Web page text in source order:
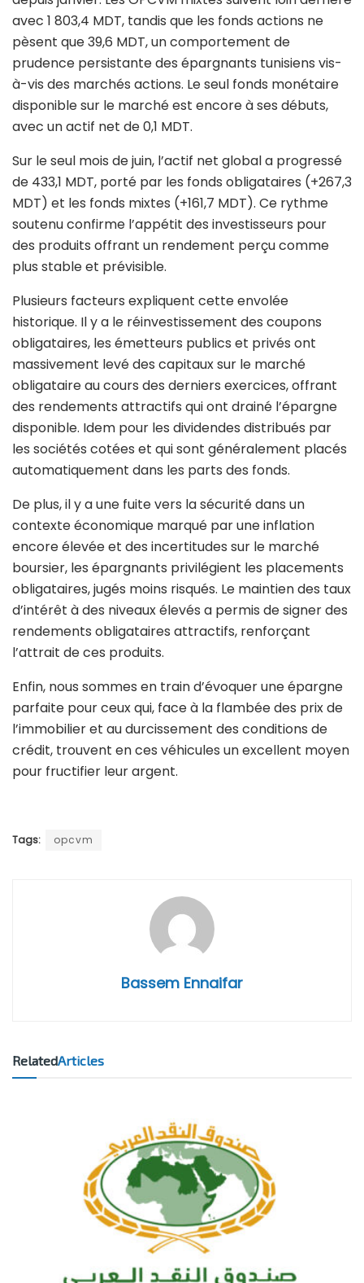
avec 1 803,4 MDT, tandis que les fonds actions ne
pèsent que 39,6 MDT, un comportement de
prudence persistante des épargnants tunisiens vis-
à-vis des marchés actions. Le seul fonds monétaire
disponible sur le marché est encore à ses débuts,
avec un actif net de 0,1 MDT.
Sur le seul mois de juin, l’actif net global a progressé
de 433,1 MDT, porté par les fonds obligataires (+267,3
MDT) et les fonds mixtes (+161,7 MDT). Ce rythme
soutenu confirme l’appétit des investisseurs pour
des produits offrant un rendement perçu comme
plus stable et prévisible.
Plusieurs facteurs expliquent cette envolée
historique. Il y a le réinvestissement des coupons
obligataires, les émetteurs publics et privés ont
massivement levé des capitaux sur le marché
obligataire au cours des derniers exercices, offrant
des rendements attractifs qui ont drainé l’épargne
disponible. Idem pour les dividendes distribués par
les sociétés cotées et qui sont généralement placés
automatiquement dans les parts des fonds.
De plus, il y a une fuite vers la sécurité dans un
contexte économique marqué par une inflation
encore élevée et des incertitudes sur le marché
boursier, les épargnants privilégient les placements
obligataires, jugés moins risqués. Le maintien des taux
d’intérêt à des niveaux élevés a permis de signer des
rendements obligataires attractifs, renforçant
l’attrait de ces produits.
Enfin, nous sommes en train d’évoquer une épargne
parfaite pour ceux qui, face à la flambée des prix de
l’immobilier et au durcissement des conditions de
crédit, trouvent en ces véhicules un excellent moyen
pour fructifier leur argent.
Tags: opcvm
Bassem Ennaifar
RelatedArticles